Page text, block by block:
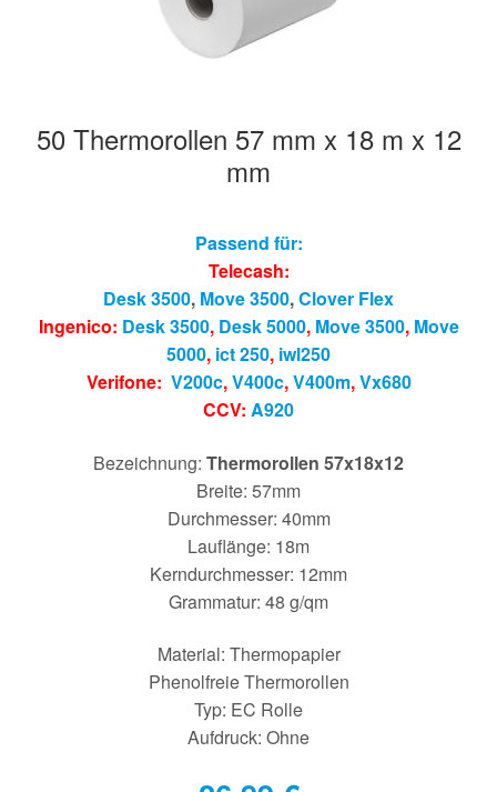
50 Thermorollen 57 mm x 18 m x 12
mm
Passend für:
Telecash:
Desk 3500, Move 3500,Clover Flex
Ingenico: Desk 3500, Desk 5000, Move 3500, Move
5000, ict 250, iwl250
Verifone: V200c,V400c,V400m,Vx680
CCV: A920
Bezeichnung: Thermorollen 57x18x12
Breite: 57mm
Durchmesser: 40mm
Lauflänge: 18m
Kerndurchmesser: 12mm
Grammatur: 48 g/qm
Material: Thermopapier
Phenolfreie Thermorollen
Typ: EC Rolle
Aufdruck: Ohne